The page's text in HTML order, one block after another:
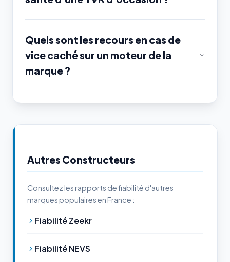
Quels sont les recours en cas de
vice caché sur un moteur de la
marque ?
Autres Constructeurs
Consultez les rapports de fiabilité d'autres
marques populaires en France :
Fiabilité Zeekr
Fiabilité NEVS